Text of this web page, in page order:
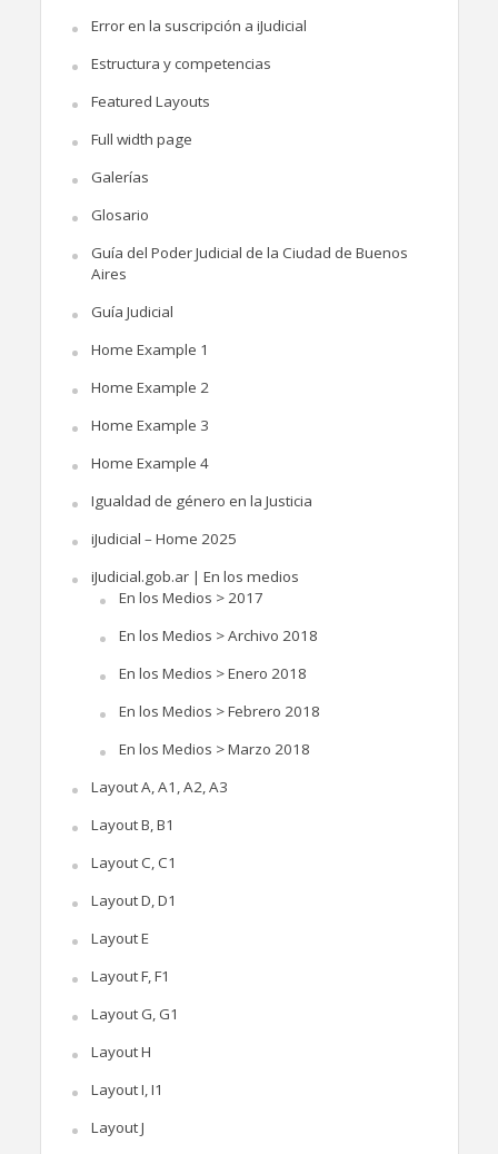
Error en la suscripción a iJudicial
Estructura y competencias
Featured Layouts
Full width page
Galerías
Glosario
Guía del Poder Judicial de la Ciudad de Buenos
Aires
Guía Judicial
Home Example 1
Home Example 2
Home Example 3
Home Example 4
Igualdad de género en la Justicia
iJudicial – Home 2025
iJudicial.gob.ar | En los medios
En los Medios > 2017
En los Medios > Archivo 2018
En los Medios > Enero 2018
En los Medios > Febrero 2018
En los Medios > Marzo 2018
Layout A, A1, A2, A3
Layout B, B1
Layout C, C1
Layout D, D1
Layout E
Layout F, F1
Layout G, G1
Layout H
Layout I, I1
Layout J